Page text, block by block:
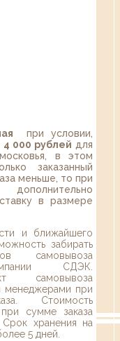
при условии,
4 000 рублей для
в этом
заказанный
меньше, то при
в размере
и ближайшего
забирать
самовывоза
СДЭК.
самовывоза
менеджерами при
Стоимость
при сумме заказа
. Срок хранения на
5 дней.